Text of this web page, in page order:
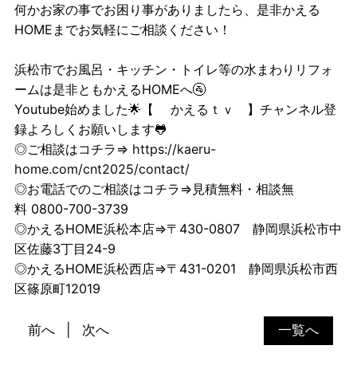
何かお家の事でお困り事がありましたら、是非かえる
HOMEまでお気軽にご相談ください！
浜松市でお風呂・キッチン・トイレ等の水まわりリフォ
ームは是非ともかえるHOMEへ🚰
Youtube始めました🌟【
かえるｔｖ
】チャンネル登
録よろしくお願いします🐸
◎ご相談はコチラ⇒ https://kaeru-
home.com/cnt2025/contact/
◎お電話でのご相談はコチラ⇒見積無料・相談無
料 0800-700-3739
◎かえるHOME浜松本店⇒〒430-0807 静岡県浜松市中
区佐藤3丁目24-9
◎かえるHOME浜松西店⇒〒431-0201 静岡県浜松市西
区篠原町12019
一覧へ
前へ 次へ